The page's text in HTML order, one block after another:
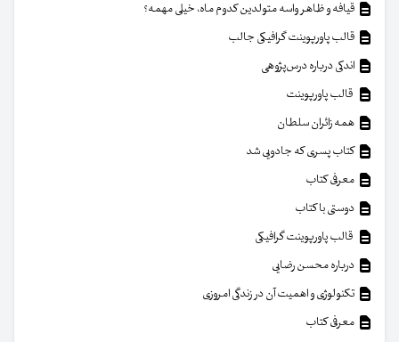
قیافه و ظاهر واسه متولدین کدوم ماه، خیلی مهمه؟
قالب پاورپوینت گرافیکی جالب
اندکی درباره درس‌پژوهی
قالب پاورپوینت
همه زائران سلطان
کتاب پسری که جادویی شد
معرفی کتاب
دوستی با کتاب
قالب پاورپوینت گرافیکی
درباره محسن رضایی
تکنولوژی و اهمیت آن در زندگی امروزی
معرفی کتاب